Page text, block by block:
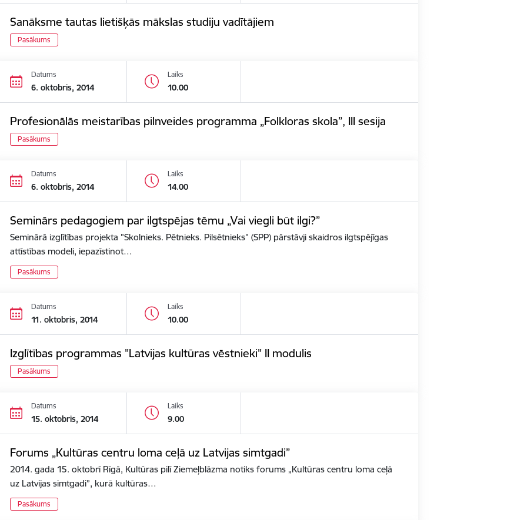
Sanāksme tautas lietišķās mākslas studiju vadītājiem
Pasākums
Datums
6. oktobris, 2014
Laiks
10.00
Profesionālās meistarības pilnveides programma „Folkloras skola”, III sesija
Pasākums
Datums
6. oktobris, 2014
Laiks
14.00
Seminārs pedagogiem par ilgtspējas tēmu „Vai viegli būt ilgi?”
Seminārā izglītības projekta "Skolnieks. Pētnieks. Pilsētnieks" (SPP) pārstāvji skaidros ilgtspējīgas
attīstības modeli, iepazīstinot…
Pasākums
Datums
11. oktobris, 2014
Laiks
10.00
Izglītības programmas "Latvijas kultūras vēstnieki" II modulis
Pasākums
Datums
15. oktobris, 2014
Laiks
9.00
Forums „Kultūras centru loma ceļā uz Latvijas simtgadi”
2014. gada 15. oktobrī Rīgā, Kultūras pilī Ziemeļblāzma notiks forums „Kultūras centru loma ceļā
uz Latvijas simtgadi”, kurā kultūras…
Pasākums